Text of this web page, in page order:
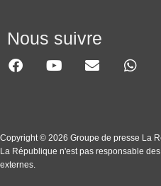
Nous suivre
Copyright © 2026 Groupe de presse La
La République n'est pas responsable
externes.